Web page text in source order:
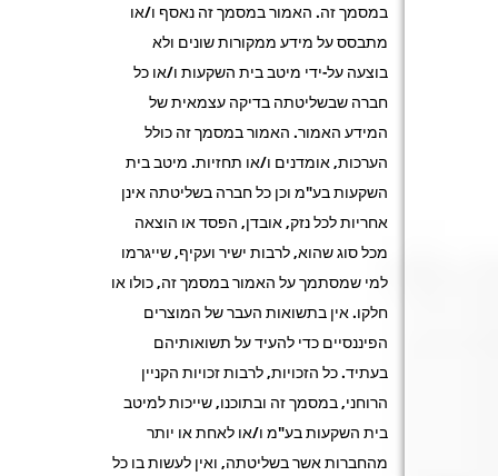
במסמך זה. האמור במסמך זה נאסף ו/או
מתבסס על מידע ממקורות שונים ולא
בוצעה על-ידי מיטב בית השקעות ו/או כל
חברה שבשליטתה בדיקה עצמאית של
המידע האמור. האמור במסמך זה כולל
הערכות, אומדנים ו/או תחזיות. מיטב בית
השקעות בע"מ וכן כל חברה בשליטתה אינן
אחריות לכל נזק, אובדן, הפסד או הוצאה
מכל סוג שהוא, לרבות ישיר ועקיף, שייגרמו
למי שמסתמך על האמור במסמך זה, כולו או
חלקו. אין בתשואות העבר של המוצרים
הפיננסיים כדי להעיד על תשואותיהם
בעתיד. כל הזכויות, לרבות זכויות הקניין
הרוחני, במסמך זה ובתוכנו, שייכות למיטב
בית השקעות בע"מ ו/או לאחת או יותר
מהחברות אשר בשליטתה, ואין לעשות בו כל